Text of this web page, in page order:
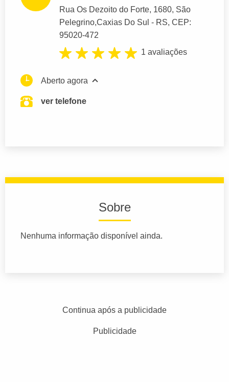
Rua Os Dezoito do Forte, 1680, São
Pelegrino,Caxias Do Sul - RS, CEP:
95020-472
1 avaliações
Aberto agora
ver telefone
Sobre
Nenhuma informação disponível ainda.
Continua após a publicidade
Publicidade